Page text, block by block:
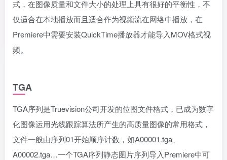
式，在图像质量和文件大小的处理上具有很好的平衡性，不
仅适合在本地播放而且适合作为视频流在网络中播放，在
Premiere中需要安装QuickTime播放器才能导入MOV格式视
频。
TGA
TGA序列是Truevision公司开发的位图文件格式，已成为数字
化图像运用光线跟踪算法所产生的高质量图像的常用格式，
文件一般由序列01开始顺序计数，如A00001.tga、
A00002.tga…一个TGA序列静态图片序列导入Premiere中可